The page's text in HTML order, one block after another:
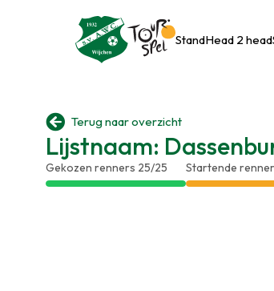
StandHead 2 head
 Terug naar overzicht
Lijstnaam:
Gekozen renners 25/25 Startende